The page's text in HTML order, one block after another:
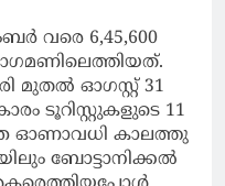
വരെ 6,45,600
മുതല്‍ ഓഗസ്റ്റ് 31
ടൂറിസ്റ്റുകളുടെ 11
ഓണാവധി കാലത്തു
ബോട്ടാനിക്കല്‍